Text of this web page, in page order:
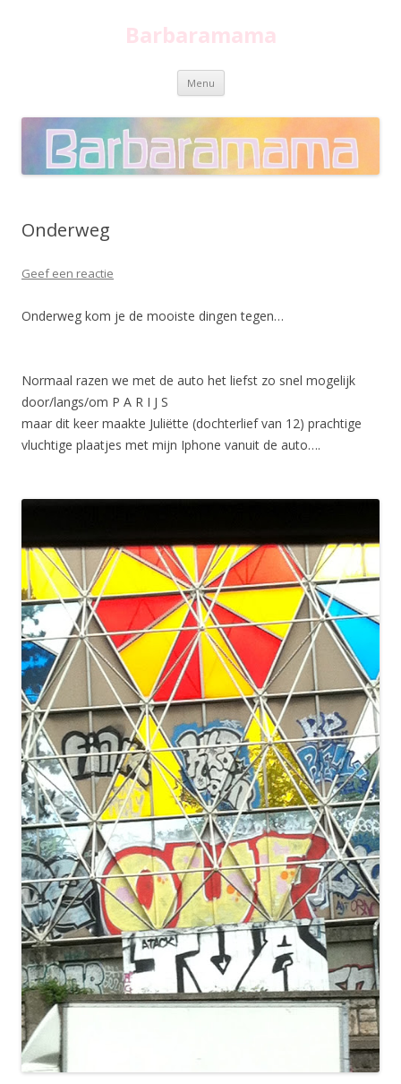
Barbaramama
Menu Spring
inhoud
Onderweg
Geef een reactie
Onderweg kom je de mooiste dingen tegen…
Normaal razen we met de auto het liefst zo snel mogelijk
door/langs/om P A R I J S
maar dit keer maakte Juliëtte (dochterlief van 12) prachtige
vluchtige plaatjes met mijn Iphone vanuit de auto….